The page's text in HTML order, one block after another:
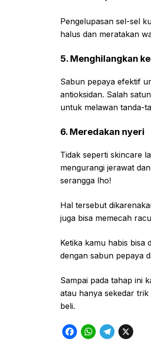
Pengelupasan sel-sel
halus dan meratakan
5. Menghilangkan
Sabun pepaya efektif
antioksidan. Salah
untuk melawan tanda-
6. Meredakan nyeri
Tidak seperti skincare
mengurangi jerawat
serangga lho!
Hal tersebut
juga bisa memecah
Ketika kamu habis bisa
dengan sabun pepaya
Sampai pada tahap ini
atau hanya sekedar
beli.
F
W
T
X